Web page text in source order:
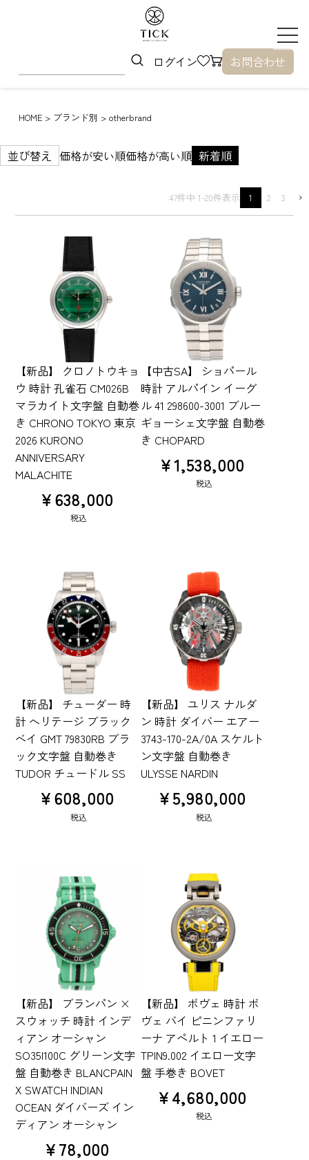
ログイン お問合わせ
HOME ブランド別 otherbrand
並び替え 価格が安い順価格が高い順 新着順
47件中 1-20件表示 1 2 3
【新品】 クロノトウキョ
ウ 時計 孔雀石 CM026B
マラカイト文字盤 自動巻
き CHRONO TOKYO 東京
2026 KURONO
ANNIVERSARY
MALACHITE
¥638,000
税込
【中古SA】 ショパール
時計 アルパイン イーグ
ル 41 298600-3001 ブルー
ギョーシェ文字盤 自動巻
き CHOPARD
¥1,538,000
税込
【新品】 チューダー 時
計 ヘリテージ ブラック
ベイ GMT 79830RB ブラ
ック文字盤 自動巻き
TUDOR チュードル SS
¥608,000
税込
【新品】 ユリス ナルダ
ン 時計 ダイバー エアー
3743-170-2A/0A スケルト
ン文字盤 自動巻き
ULYSSE NARDIN
¥5,980,000
税込
【新品】 ブランパン ×
スウォッチ 時計 インデ
ィアン オーシャン
SO35I100C グリーン文字
盤 自動巻き BLANCPAIN
X SWATCH INDIAN
OCEAN ダイバーズ イン
ディアン オーシャン
¥78,000
【新品】 ボヴェ 時計 ボ
ヴェ バイ ピニンファリ
ーナ アペルト 1 イエロー
TPIN9.002 イエロー文字
盤 手巻き BOVET
¥4,680,000
税込